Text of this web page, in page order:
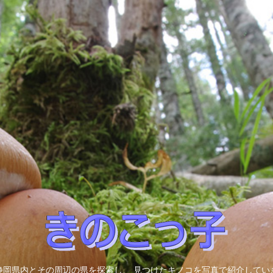
岡県内とその周辺の県を探索し、 見つけたキノコを写真で紹介してい